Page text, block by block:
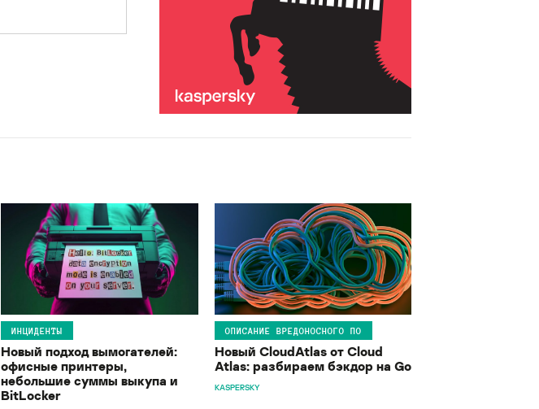
ИНЦИДЕНТЫ
Новый подход вымогателей:
офисные принтеры,
небольшие суммы выкупа и
BitLocker
ОПИСАНИЕ ВРЕДОНОСНОГО ПО
Новый CloudAtlas от Cloud
Atlas: разбираем бэкдор на Go
KASPERSKY